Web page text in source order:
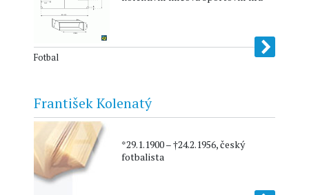
Fotbal
František Kolenatý
*29.1.1900 – †24.2.1956, český
fotbalista